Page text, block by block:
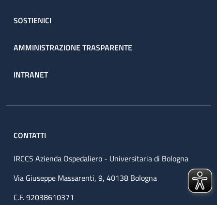
SOSTIENICI
AMMINISTRAZIONE TRASPARENTE
INTRANET
CONTATTI
IRCCS Azienda Ospedaliero - Universitaria di Bologna
Via Giuseppe Massarenti, 9, 40138 Bologna
C.F. 92038610371